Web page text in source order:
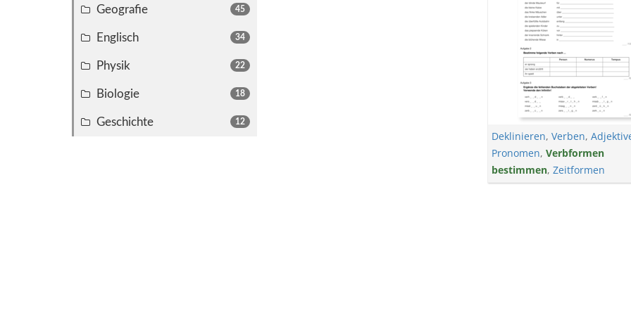
45
Geografie
34
Englisch
22
Physik
18
Biologie
12
Geschichte
Deklinieren, Verben,
Pronomen, Verbformen
bestimmen, Zeitformen